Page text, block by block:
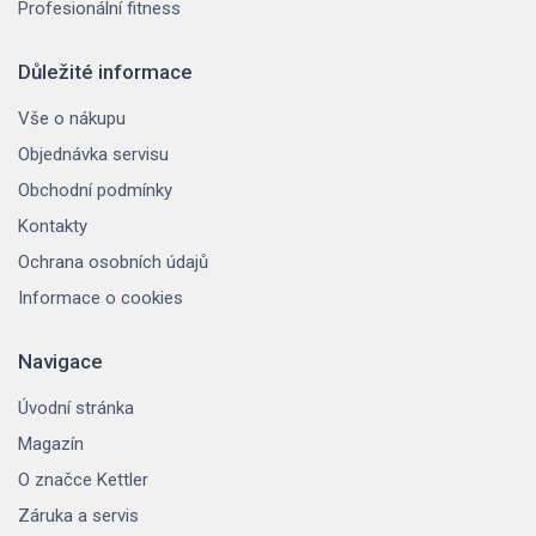
Profesionální fitness
Důležité informace
Vše o nákupu
Objednávka servisu
Obchodní podmínky
Kontakty
Ochrana osobních údajů
Informace o cookies
Navigace
Úvodní stránka
Magazín
O značce Kettler
Záruka a servis